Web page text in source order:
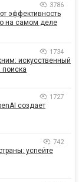
3786
эффективность
на самом деле
1734
искусственный
поиска
1727
создает
742
успейте